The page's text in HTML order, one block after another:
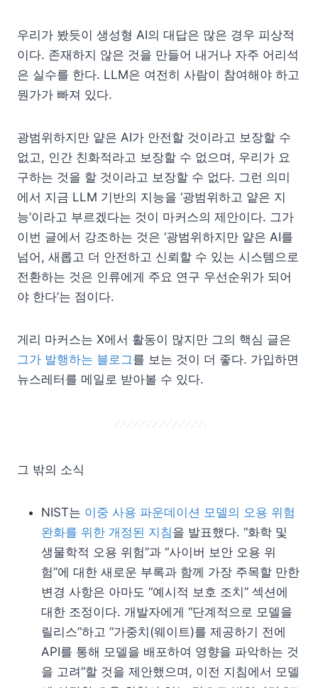
우리가 봤듯이 생성형 AI의 대답은 많은 경우 피상적
이다. 존재하지 않은 것을 만들어 내거나 자주 어리석
은 실수를 한다. LLM은 여전히 사람이 참여해야 하고
뭔가가 빠져 있다.
광범위하지만 얕은 AI가 안전할 것이라고 보장할 수
없고, 인간 친화적라고 보장할 수 없으며, 우리가 요
구하는 것을 할 것이라고 보장할 수 없다. 그런 의미
에서 지금 LLM 기반의 지능을 ‘광범위하고 얕은 지
능’이라고 부르겠다는 것이 마커스의 제안이다. 그가
이번 글에서 강조하는 것은 ‘광범위하지만 얕은 AI를
넘어, 새롭고 더 안전하고 신뢰할 수 있는 시스템으로
전환하는 것은 인류에게 주요 연구 우선순위가 되어
야 한다’는 점이다.
게리 마커스는 X에서 활동이 많지만 그의 핵심 글은
그가 발행하는 블로그를 보는 것이 더 좋다. 가입하면
뉴스레터를 메일로 받아볼 수 있다.
그 밖의 소식
NIST는 이중 사용 파운데이션 모델의 오용 위험
완화를 위한 개정된 지침을 발표했다. “화학 및
생물학적 오용 위험”과 “사이버 보안 오용 위
험”에 대한 새로운 부록과 함께 가장 주목할 만한
변경 사항은 아마도 “예시적 보호 조치” 섹션에
대한 조정이다. 개발자에게 “단계적으로 모델을
릴리스”하고 “가중치(웨이트)를 제공하기 전에
API를 통해 모델을 배포하여 영향을 파악하는 것
을 고려”할 것을 제안했으며, 이전 지침에서 모델